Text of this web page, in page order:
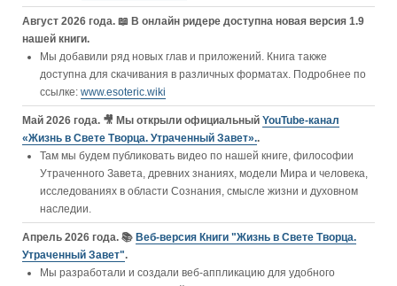
Август 2026 года. 📖 В онлайн ридере доступна новая версия 1.9
нашей книги.
Мы добавили ряд новых глав и приложений. Книга также
доступна для скачивания в различных форматах. Подробнее по
ссылке: www.esoteric.wiki
Май 2026 года. 🎥 Мы открыли официальный YouTube‑канал
«Жизнь в Свете Творца. Утраченный Завет»..
Там мы будем публиковать видео по нашей книге, философии
Утраченного Завета, древних знаниях, модели Мира и человека,
исследованиях в области Сознания, смысле жизни и духовном
наследии.
Апрель 2026 года. 📚 Веб-версия Книги "Жизнь в Свете Творца.
Утраченный Завет".
Мы разработали и создали веб-аппликацию для удобного